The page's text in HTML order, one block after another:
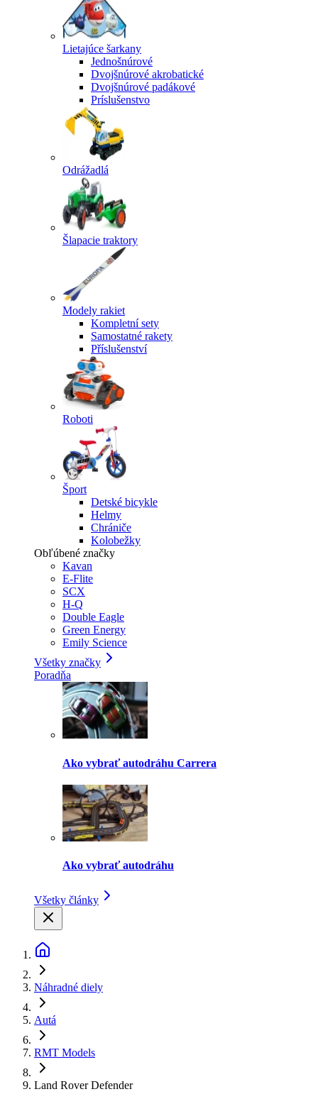
Lietajúce šarkany
Jednošnúrové
Dvojšnúrové akrobatické
Dvojšnúrové padákové
Príslušenstvo
Odrážadlá
Šlapacie traktory
Modely rakiet
Kompletní sety
Samostatné rakety
Příslušenství
Roboti
Šport
Detské bicykle
Helmy
Chrániče
Kolobežky
Obľúbené značky
Kavan
E-Flite
SCX
H-Q
Double Eagle
Green Energy
Emily Science
Všetky značky
Poradňa
Ako vybrať autodráhu Carrera
Ako vybrať autodráhu
Všetky články
Náhradné diely
Autá
RMT Models
Land Rover Defender